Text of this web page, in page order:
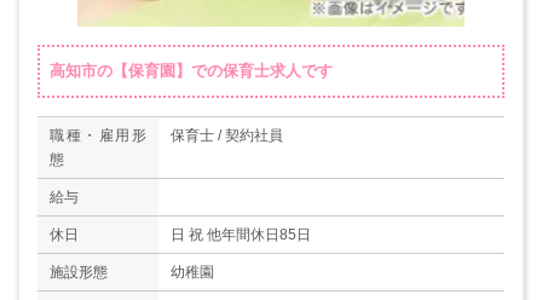
高知市の【保育園】での保育士求人です
職種・雇用形
態
保育士 / 契約社員
給与
休日 日 祝 他年間休日85日
施設形態 幼稚園